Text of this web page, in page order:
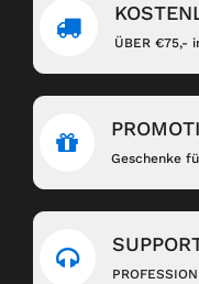
ÜBER €75,-
Geschenke